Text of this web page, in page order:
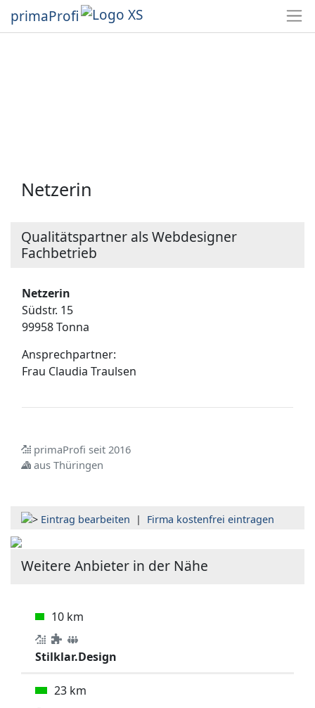
primaProfi
Netzerin
Qualitätspartner als Webdesigner
Fachbetrieb
Netzerin
Südstr. 15
99958 Tonna
Ansprechpartner:
Frau Claudia Traulsen
primaProfi seit 2016
aus Thüringen
Eintrag bearbeiten | Firma kostenfrei eintragen
Weitere Anbieter in der Nähe
10 km
Stilklar.Design
23 km